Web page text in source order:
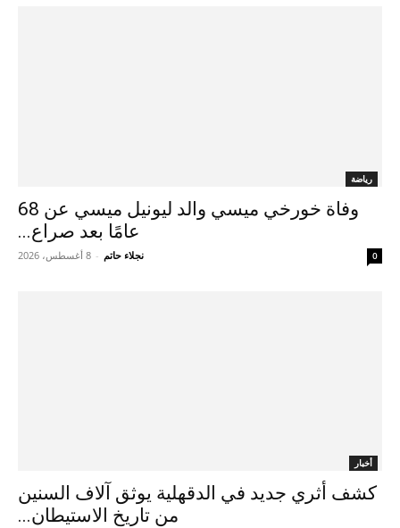
رياضة
وفاة خورخي ميسي والد ليونيل ميسي عن 68
عامًا بعد صراع...
نجلاء حاتم - 8 أغسطس، 2026 0
أخبار
كشف أثري جديد في الدقهلية يوثق آلاف السنين
من تاريخ الاستيطان...